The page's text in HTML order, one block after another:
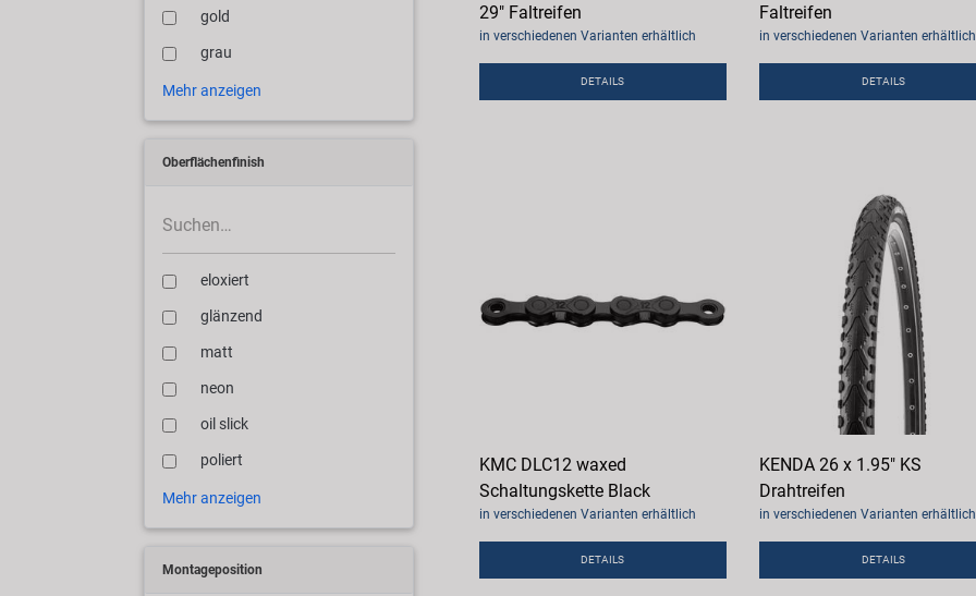
gold
grau
Mehr anzeigen
Oberflächenfinish
eloxiert
glänzend
matt
neon
oil slick
poliert
Mehr anzeigen
Montageposition
29" Faltreifen
in verschiedenen Varianten erhältlich
DETAILS
Faltreifen
in verschiedenen Varianten erhältlich
DETAILS
KMC DLC12 waxed
Schaltungskette Black
in verschiedenen Varianten erhältlich
DETAILS
KENDA 26 x 1.95" KS
Drahtreifen
in verschiedenen Varianten erhältlich
DETAILS